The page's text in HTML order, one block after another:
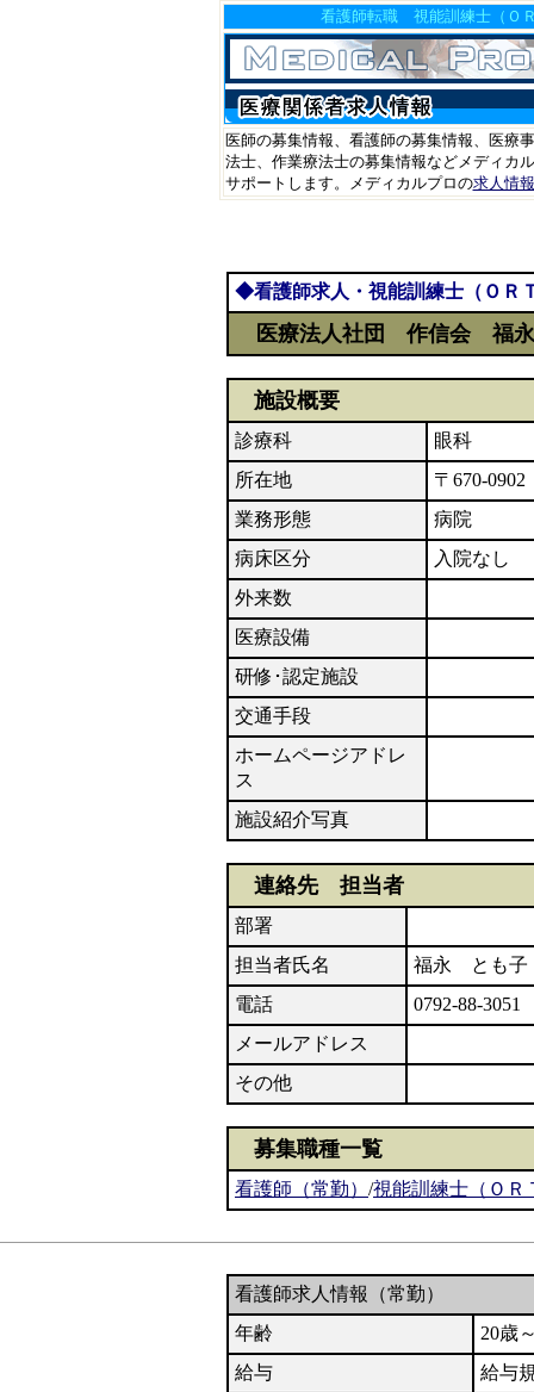
看護師転職 視能訓練士（
医師の募集情報、看護師の募集情報、医療
法士、作業療法士の募集情報などメディカ
サポートします。メディカルプロの求人情
◆看護師求人・視能訓練士（Ｏ
医療法人社団 作信会 福永
施設概要
診療科
眼科
所在地
〒670-
業務形態
病院
病床区分
入院なし
外来数
医療設備
研修･認定施設
交通手段
ホームページアドレ
ス
施設紹介写真
連絡先 担当者
部署
担当者氏名
福永 とも子
電話
0792-88-3051
メールアドレス
その他
募集職種一覧
看護師（常勤） /視能訓練士（ＯＲ
看護師求人情報（常勤）
年齢
20歳
給与
給与